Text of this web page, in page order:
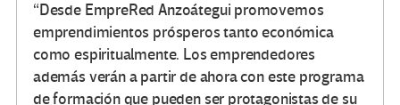
“Desde EmpreRed Anzoátegui promovemos
emprendimientos prósperos tanto económica
como espiritualmente. Los emprendedores
además verán a partir de ahora con este programa
de formación que pueden ser protagonistas de su